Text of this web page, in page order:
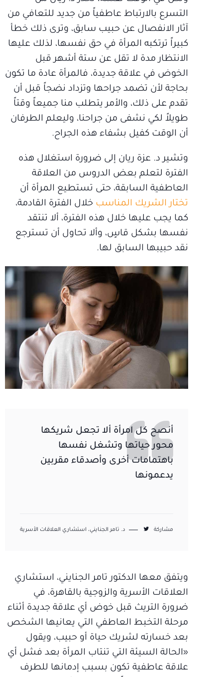
التسرع بالارتباط عاطفياً من جديد للتعافي من
آثار الانفصال عن حبيب سابق، وترى ذلك خطأ
كبيراً ترتكبه المرأة في حق نفسها، لذلك عليها
الانتظار مدة لا تقل عن ستة أشهر قبل
الخوض في علاقة جديدة، فالمرأة عادة ما تكون
بحاجة لأن تضمد جراحها وتزداد نضجاً قبل أن
تقدم على ذلك، والأمر يتطلب منا جميعاً وقتاً
طويلاً لكي نشفى من جراحنا، وليعلم الطرفان
أن الوقت كفيل بشفاء هذه الجراح.
وتشير د. عزة ريان إلى ضرورة استغلال هذه
الفترة لتعلم بعض الدروس من العلاقة
العاطفية السابقة، حتى تستطيع المرأة أن
تختار الشريك المناسب خلال الفترة القادمة،
كما يجب عليها خلال هذه الفترة، ألا تنتقد
نفسها بشكل قاسٍ، وألا تحاول أن تسترجع
نقد حبيبها السابق لها.
أنصح كل امرأة ألا تجعل شريكها
محور حياتها وتشغل نفسها
باهتمامات أخرى وأصدقاء مقربين
يدعمونها
مشاركة د. تامر الجنايني، استشاري العلاقات الأسرية
ويتفق معها الدكتور تامر الجنايني، استشاري
العلاقات الأسرية والزوجية بالقاهرة، في
ضرورة التريث قبل خوض أي علاقة جديدة أثناء
مرحلة التخبط العاطفي التي يعانيها الشخص
بعد خسارته لشريك حياة أو حبيب، ويقول
«الحالة السيئة التي تنتاب المرأة بعد فشل أي
علاقة عاطفية تكون بسبب إدمانها للطرف